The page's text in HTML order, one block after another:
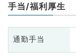
手当/福利厚生
通勤手当